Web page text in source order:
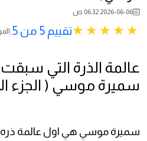
2026-06-06 06:32 ص
تقييم 5 من 5. 5
عالمة الذرة التي
سميرة موسي ( الجزء
سميرة موسي هي اول عالمة